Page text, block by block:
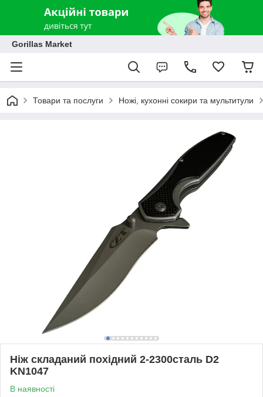
Gorillas Market
Товари та послуги Ножі, кухонні сокири та мультитули
Ніж складаний похідний 2-2300сталь D2
KN1047
В наявності